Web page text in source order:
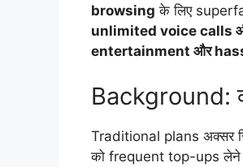
browsing के लिए
unlimited voice calls
entertainment और
Background:
Traditional plans अक्सर
को frequent top-ups लेने